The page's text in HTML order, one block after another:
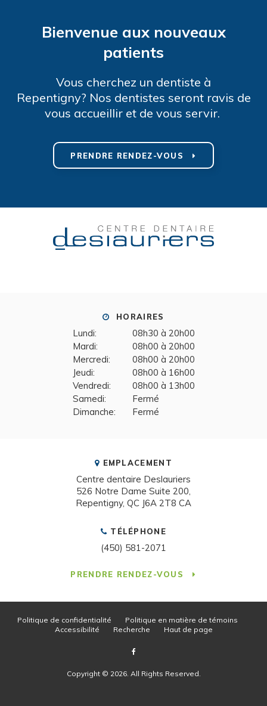
Bienvenue aux nouveaux
patients
Vous cherchez un dentiste à
Repentigny? Nos dentistes seront ravis de
vous accueillir et de vous servir.
PRENDRE RENDEZ-VOUS
HORAIRES
Lundi:
08h30 à 20h00
Mardi:
08h00 à 20h00
Mercredi:
08h00 à 20h00
Jeudi:
08h00 à 16h00
Vendredi:
08h00 à 13h00
Samedi:
Fermé
Dimanche:
Fermé
EMPLACEMENT
Centre dentaire Deslauriers
526 Notre Dame Suite 200
Repentigny QC J6A 2T8 CA
TÉLÉPHONE
(450) 581-2071
PRENDRE RENDEZ-VOUS
Politique de confidentialité
Politique en matière de témoins
Accessibilité
Recherche Haut de page
Copyright © 2026. All Rights Reserved.